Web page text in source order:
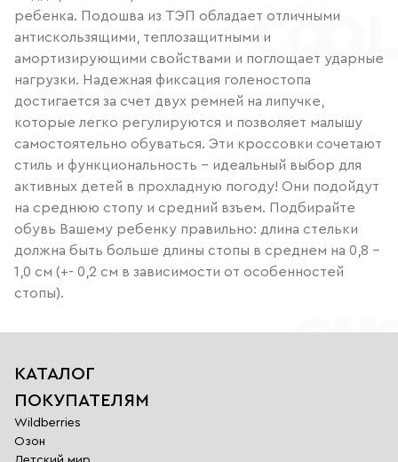
ребенка. Подошва из ТЭП обладает отличными
антискользящими, теплозащитными и
амортизирующими свойствами и поглощает ударные
нагрузки. Надежная фиксация голеностопа
достигается за счет двух ремней на липучке,
которые легко регулируются и позволяет малышу
самостоятельно обуваться. Эти кроссовки сочетают
стиль и функциональность – идеальный выбор для
активных детей в прохладную погоду! Они подойдут
на среднюю стопу и средний взъем. Подбирайте
обувь Вашему ребенку правильно: длина стельки
должна быть больше длины стопы в среднем на 0,8 –
1,0 см (+- 0,2 см в зависимости от особенностей
стопы).
КАТАЛОГ
ПОКУПАТЕЛЯМ
Wildberries
Озон